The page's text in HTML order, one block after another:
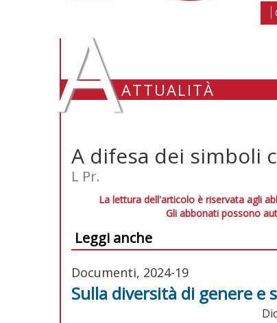
AATTUALITÀ
A difesa dei simboli
L Pr.
La lettura dell'articolo è riservata agli
Gli abbonati possono
Leggi anche
Documenti, 2024-19
Sulla diversità di genere e